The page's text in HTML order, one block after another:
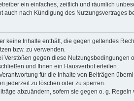
ein einfaches, zeitlich und räumlich
auch nach Kündigung des Nutzungsvertrages
keine Inhalte enthält, die gegen geltendes
bzw. zu verwenden.
Verstößen gegen diese
und Ihnen ein Hausverbot erteilen.
für die Inhalte von Beiträgen
jederzeit zu löschen oder zu sperren.
abzuändern, sofern sie gegen o. g.